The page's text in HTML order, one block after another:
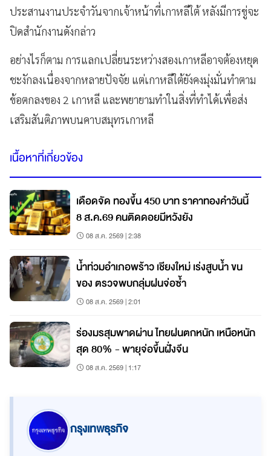
ประสานงานประจำวันจากเจ้าหน้าที่เกาหลีใต้ หลังมีการขู่จะ
ปิดสำนักงานดังกล่าว
อย่างไรก็ตาม การแลกเปลี่ยนระหว่างสองเกาหลีอาจต้องหยุด
ชะงักลงเนื่องจากหลายปัจจัย แต่เกาหลีใต้ยังคงมุ่งมั่นทำตาม
ข้อตกลงของ 2 เกาหลี และพยายามทำในสิ่งที่ทำได้เพื่อส่ง
เสริมสันติภาพบนคาบสมุทรเกาหลี
เนื้อหาที่เกี่ยวข้อง
เดือดจัด ทองขึ้น 450 บาท ราคาทองคำวันนี้
8 ส.ค.69 คนติดดอยมีหวังยัง
08 ส.ค. 2569 | 2:38
น้ำท่วมอำเภอพร้าว เชียงใหม่ เร่งสูบน้ำ ขน
ของ ตรวจพบกลุ่มฝนจ่อซ้ำ
08 ส.ค. 2569 | 2:01
ร่องมรสุมพาดผ่าน ไทยฝนตกหนัก เหนือหนัก
สุด 80% - พายุจ่อขึ้นฝั่งจีน
08 ส.ค. 2569 | 1:17
กรุงเทพธุรกิจ